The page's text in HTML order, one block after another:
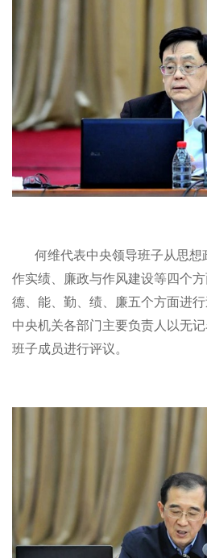
何维代表中央领导班子从思想
作实绩、廉政与作风建设等四个
德、能、勤、绩、廉五个方面进行
中央机关各部门主要负责人以无
班子成员进行评议。